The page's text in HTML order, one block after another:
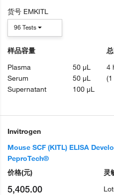
样品容量
Plasma
50 µL
Serum
50 µL
Supernatant
100 µL
4
货号 EMKITL
96 Tests
Invitrogen
Mouse SCF (KITL) ELISA
PeproTech®
灵
价格(元)
5,405.00